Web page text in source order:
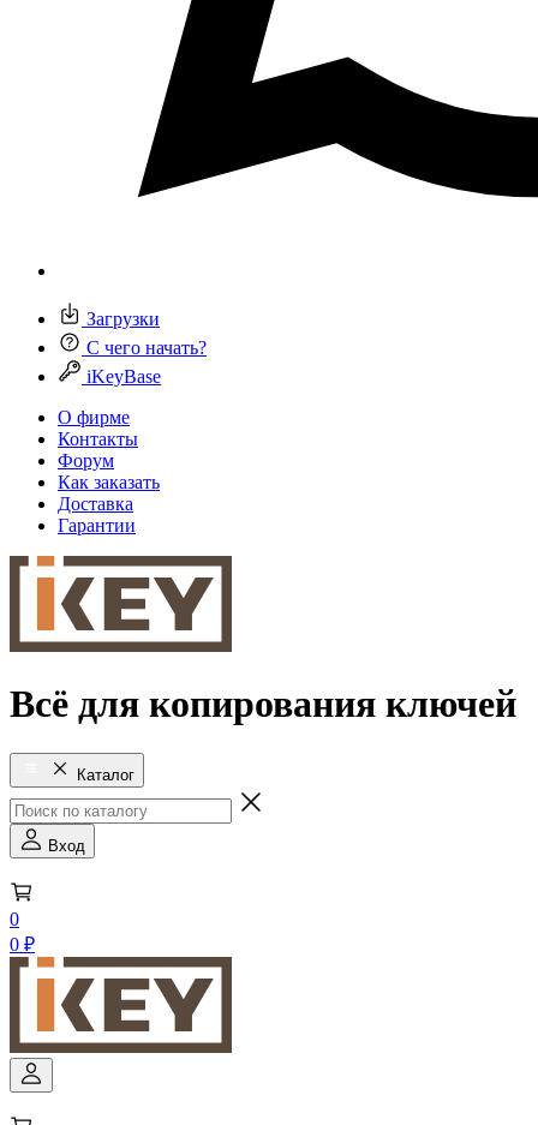
Загрузки
С чего начать?
iKeyBase
О фирме
Контакты
Форум
Как заказать
Доставка
Гарантии
Всё для копирования ключей
Каталог
Вход
0
0 ₽